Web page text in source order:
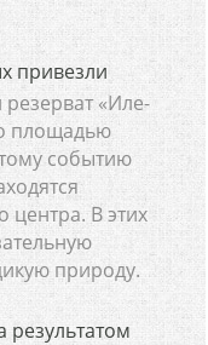
привезли
«Иле-
площадью
событию
центра. В этих
природу.
результатом